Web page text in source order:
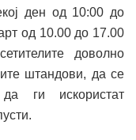
ден од 10:00 до
од 10.00 до 17.00
доволно
штандови, да се
ги искористат